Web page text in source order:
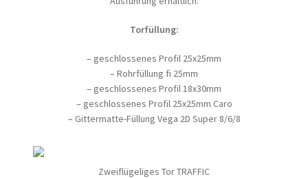
Torfüllung:
– geschlossenes Profil 25x25mm
– Rohrfüllung fi 25mm
– geschlossenes Profil 18x30mm
– geschlossenes Profil 25x25mm Caro
– Gittermatte-Füllung Vega 2D Super 8/6/8
Zweiflügeliges Tor TRAFFIC